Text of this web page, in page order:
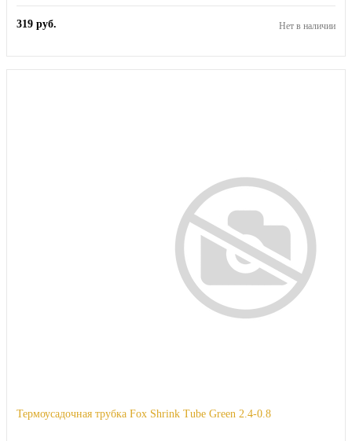
319 руб. Нет в наличии
Термоусадочная трубка Fox Shrink Tube Green 2.4-0.8